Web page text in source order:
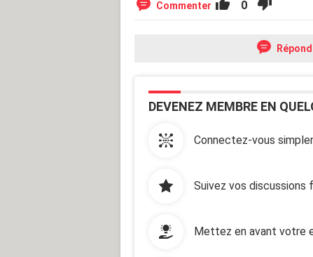
Commenter 0
DEVENEZ MEMBRE EN
Connectez-vous
Suivez vos
Mettez en avant votre